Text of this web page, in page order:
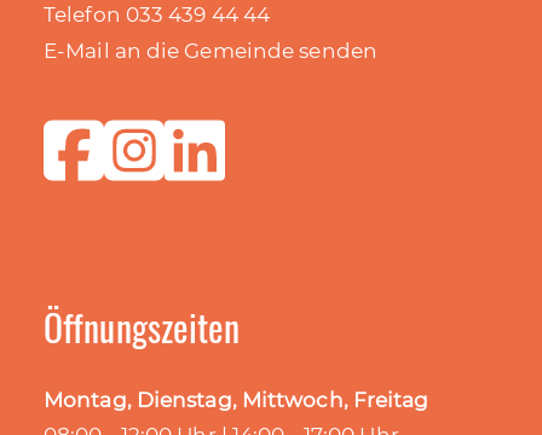
Telefon 033 439 44 44
E-Mail an die Gemeinde senden
Öffnungszeiten
Montag, Dienstag, Mittwoch, Freitag